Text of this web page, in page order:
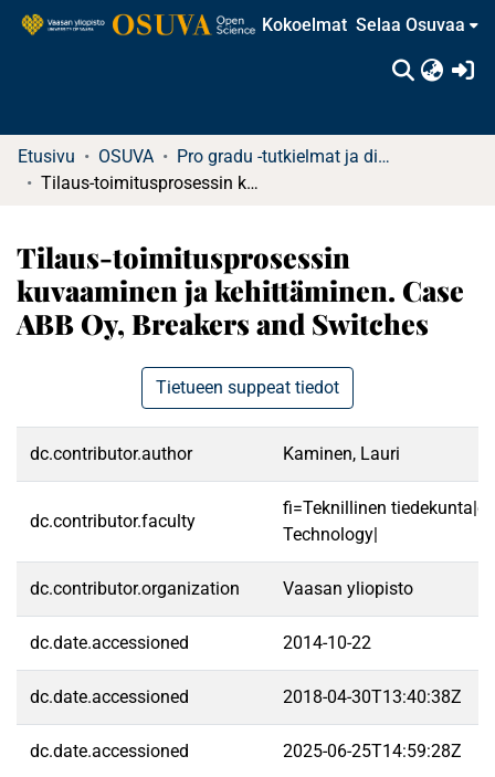
Kokoelmat Selaa Osuvaa
Etusivu OSUVA
Pro gradu -tutkielmat ja diplomityöt
Tilaus-toimitusprosessin kuvaaminen ja kehittäminen. Case ABB Oy, Breakers and Switches
Tilaus-toimitusprosessin
kuvaaminen ja kehittäminen. Case
ABB Oy, Breakers and Switches
Tietueen suppeat tiedot
dc.contributor.author Kaminen, Lauri
dc.contributor.faculty
fi=Teknillinen
Technology|
dc.contributor.organization Vaasan yliopisto
dc.date.accessioned 2014-10-22
dc.date.accessioned 2018-04-30T13:40:38Z
dc.date.accessioned 2025-06-25T14:59:28Z